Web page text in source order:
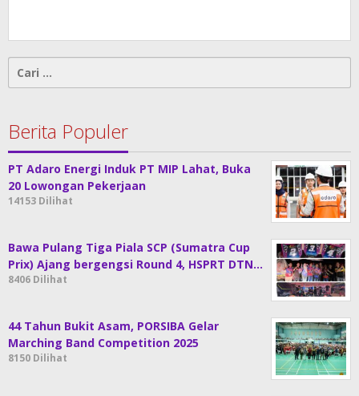
Cari
untuk:
Berita Populer
PT Adaro Energi Induk PT MIP Lahat, Buka
20 Lowongan Pekerjaan
14153 Dilihat
Bawa Pulang Tiga Piala SCP (Sumatra Cup
Prix) Ajang bergengsi Round 4, HSPRT DTN…
8406 Dilihat
44 Tahun Bukit Asam, PORSIBA Gelar
Marching Band Competition 2025
8150 Dilihat